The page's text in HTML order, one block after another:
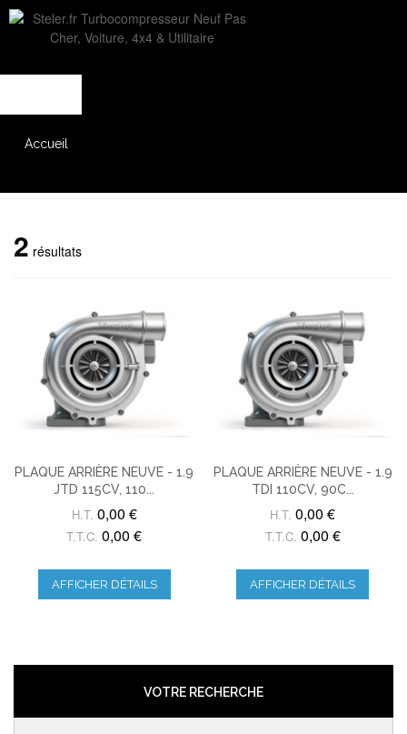
Accueil
2 résultats
PLAQUE ARRIÈRE NEUVE - 1.9
JTD 115CV, 110...
H.T. 0,00 €
T.T.C. 0,00 €
AFFICHER DÉTAILS
PLAQUE ARRIÈRE NEUVE - 1.9
TDI 110CV, 90C...
H.T. 0,00 €
T.T.C. 0,00 €
AFFICHER DÉTAILS
VOTRE RECHERCHE